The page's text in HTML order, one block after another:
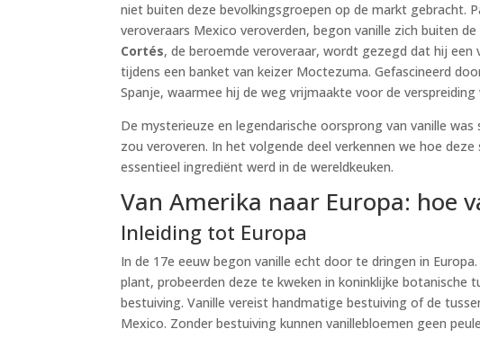
niet buiten deze bevolkingsgroepen op de markt gebracht.
veroveraars Mexico veroverden, begon vanille zich buiten
Cortés, de beroemde veroveraar, wordt gezegd dat hij een
tijdens een banket van keizer Moctezuma. Gefascineerd
Spanje, waarmee hij de weg vrijmaakte voor de verspreiding
De mysterieuze en legendarische oorsprong van vanille
zou veroveren. In het volgende deel verkennen we hoe
essentieel ingrediënt werd in de wereldkeuken.
Van Amerika naar Europa: hoe
Inleiding tot Europa
In de 17e eeuw begon vanille echt door te dringen in Europa.
plant, probeerden deze te kweken in koninklijke
bestuiving. Vanille vereist handmatige bestuiving of de
Mexico. Zonder bestuiving kunnen vanillebloemen geen